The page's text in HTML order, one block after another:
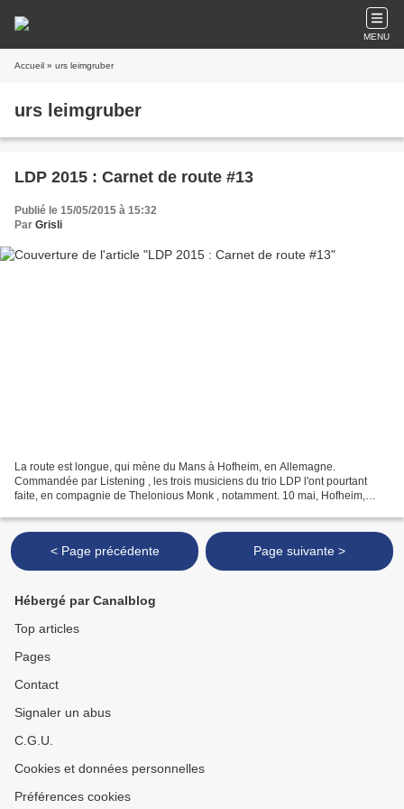
MENU
Accueil » urs leimgruber
urs leimgruber
LDP 2015 : Carnet de route #13
Publié le 15/05/2015 à 15:32
Par Grisli
La route est longue, qui mène du Mans à Hofheim, en Allemagne.
Commandée par Listening , les trois musiciens du trio LDP l'ont pourtant
faite, en compagnie de Thelonious Monk , notamment. 10 mai, Hofheim,
< Page précédente Page suivante >
Hébergé par Canalblog
Top articles
Pages
Contact
Signaler un abus
C.G.U.
Cookies et données personnelles
Préférences cookies